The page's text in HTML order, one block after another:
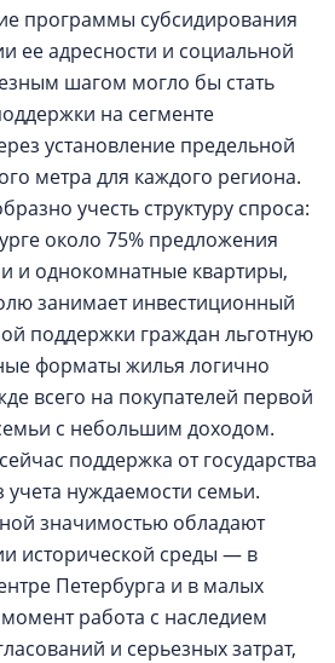
программы субсидирования
ее адресности и социальной
шагом могло бы стать
на сегменте
установление предельной
метра для каждого региона.
учесть структуру спроса:
около 75% предложения
и однокомнатные квартиры,
занимает инвестиционный
поддержки граждан льготную
форматы жилья логично
всего на покупателей первой
с небольшим доходом.
поддержка от государства
учета нуждаемости семьи.
значимостью обладают
исторической среды — в
Петербурга и в малых
работа с наследием
и серьезных затрат,